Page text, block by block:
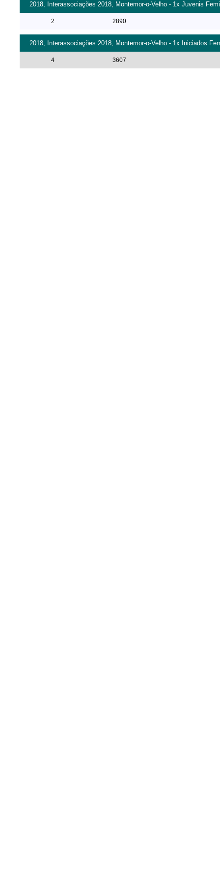
2018, Interassociações 2018, Montemor-o-Velho - 1x Juvenis
2 2890
2018, Interassociações 2018, Montemor-o-Velho - 1x Iniciados
4 3607